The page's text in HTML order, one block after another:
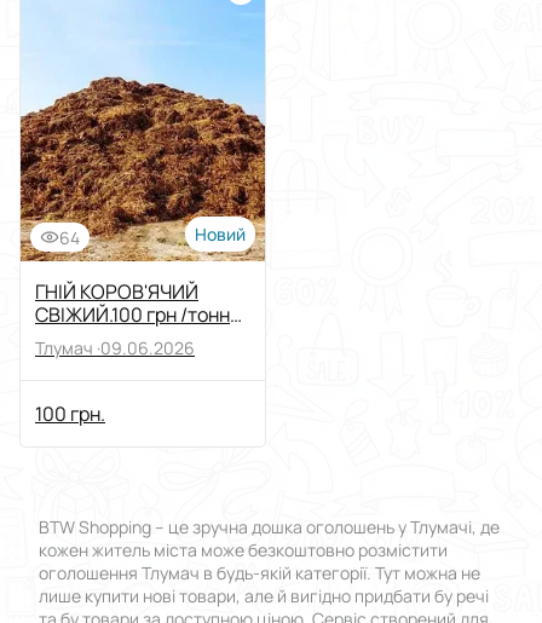
Виберіть групу категорій
Ціна
Від
Стан
64 Новий
ГНІЙ КОРОВ'ЯЧИЙ
СВІЖИЙ.100 грн /тонна.
Самовивіз
Тлумач ·09.06.2026
100 грн.
BTW Shopping – це зручна дошка оголошень у Тлумачі, де
кожен житель міста може безкоштовно розмістити
оголошення Тлумач в будь-якій категорії. Тут можна не
лише купити нові товари, але й вигідно придбати бу речі